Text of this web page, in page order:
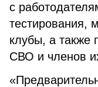
с
тестирования,
клубы, а также
СВО и членов